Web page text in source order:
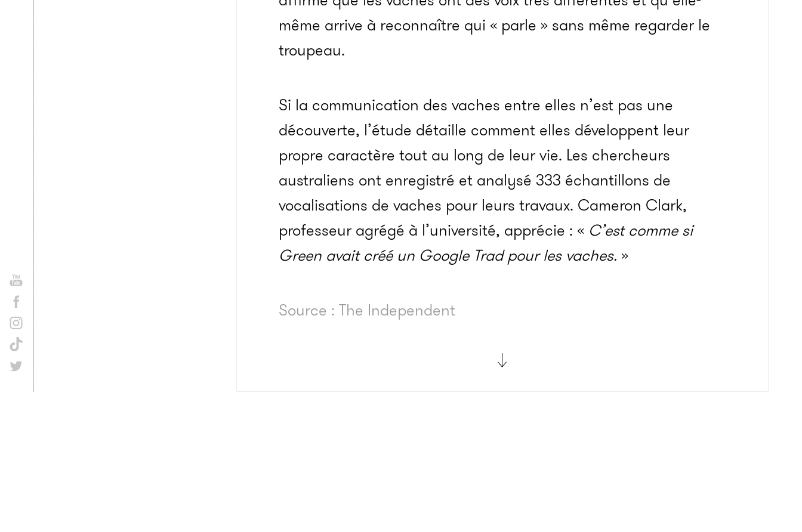
même arrive à reconnaître qui « parle » sans même regarder le
troupeau.
Si la communication des vaches entre elles n’est pas une
découverte, l’étude détaille comment elles développent leur
propre caractère tout au long de leur vie. Les chercheurs
australiens ont enregistré et analysé 333 échantillons de
vocalisations de vaches pour leurs travaux. Cameron Clark,
professeur agrégé à l’université, apprécie : « C’est comme si
Green avait créé un Google Trad pour les vaches. »
Source : The Independent